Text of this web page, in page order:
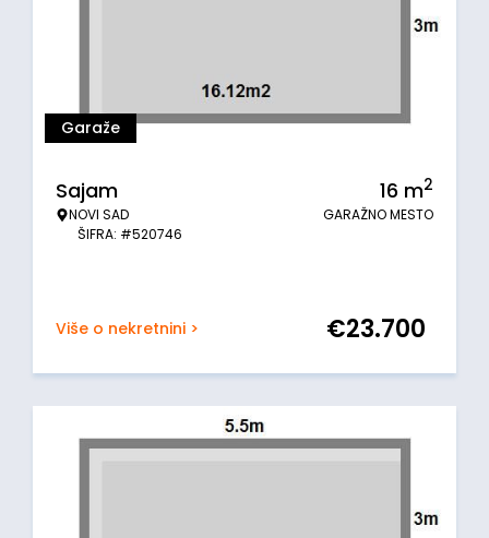
Garaže
Sajam
NOVI SAD
ŠIFRA: #520746
16 m2
GARAŽNO MESTO
Više o nekretnini > €23.700